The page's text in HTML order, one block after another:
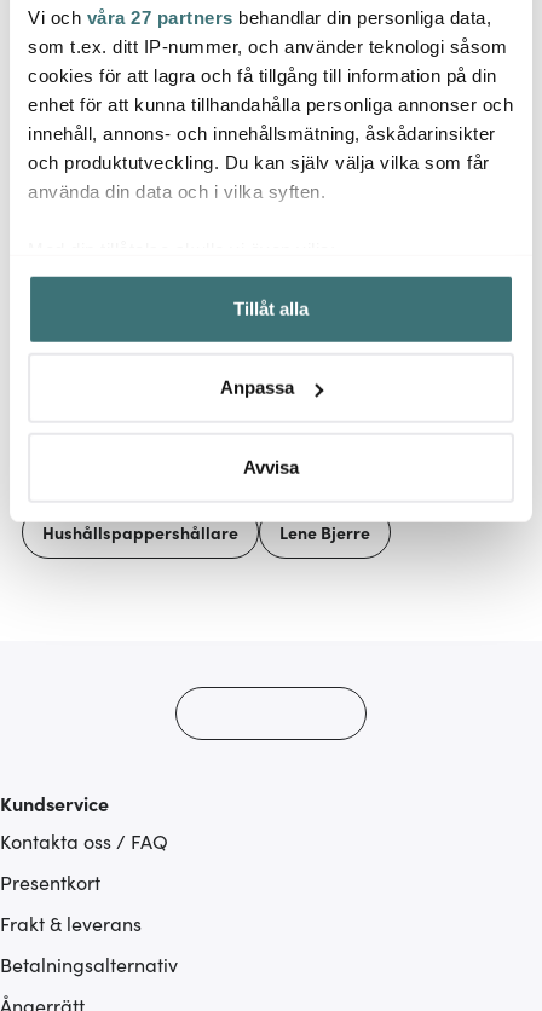
Vi och våra 27 partners behandlar din personliga data,
som t.ex. ditt IP-nummer, och använder teknologi såsom
cookies för att lagra och få tillgång till information på din
enhet för att kunna tillhandahålla personliga annonser och
innehåll, annons- och innehållsmätning, åskådarinsikter
och produktutveckling. Du kan själv välja vilka som får
använda din data och i vilka syften.
Samla in information om din geografiska plats som
kan ha en noggrannhet på upp till flera meter
Identifiera din enhet genom att aktivt skanna den för
Ta reda på mer om hur dina personliga uppgifter
Du kan ändra eller dra tillbaka ditt samtycke när som
Vi använder cookies för att innehållet och annonserna
Tillåt alla
Anpassa
Avvisa
Lene Bjerre
Miya burk 10,5 cm
ljusgrå
160 kr
I lager
Lene Bjerre
Lily tvålpump 16,3 cm
40 cl vit
319 kr
I lager
33
719
Låt dig inspireras av våra kunder
Hushållspappershållare Lene Bjerre
Kundservice
Kontakta oss / FAQ
Presentkort
Frakt & leverans
Betalningsalternativ
Ångerrätt